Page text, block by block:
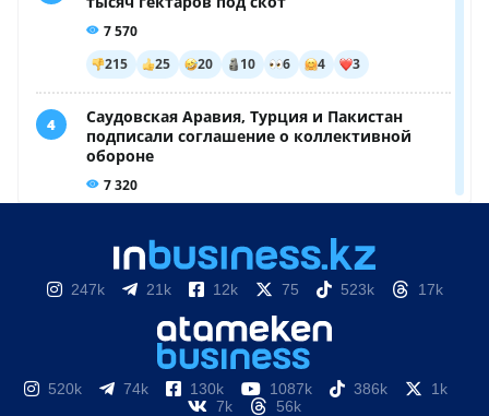
247k 21k 12k 75 523k 17k
520k 74k 130k 1087k 386k
1k
7k
56k